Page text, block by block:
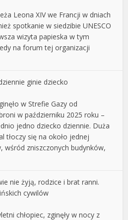
Leona XIV we Francji w dniach
spotkanie w siedzibie UNESCO
wizyta papieska w tym
na forum tej organizacji
ginie dziecko
w Strefie Gazy od
w październiku 2025 roku –
jedno dziecko dziennie. Duża
tłoczy się na około jednej
wśród zniszczonych budynków,
nie żyją, rodzice i brat ranni.
cywilów
chłopiec, zginęły w nocy z